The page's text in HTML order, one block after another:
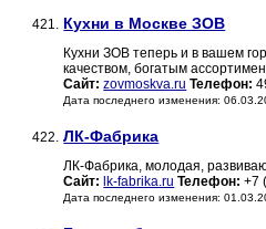
421. Кухни в Москве ЗОВ
Кухни ЗОВ теперь и в вашем
качеством, богатым
Сайт: zovmoskva.ru Телефон:
Дата последнего изменения:
422. ЛК-Фабрика
ЛК-Фабрика, молодая,
Сайт: lk-fabrika.ru Телефон: +7
Дата последнего изменения: